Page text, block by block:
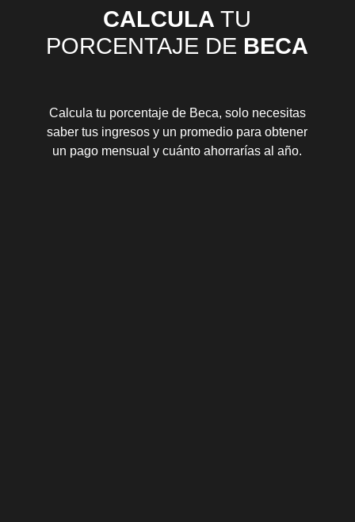
CALCULA TU
PORCENTAJE DE BECA
Calcula tu porcentaje de Beca, solo necesitas
saber tus ingresos y un promedio para obtener
un pago mensual y cuánto ahorrarías al año.